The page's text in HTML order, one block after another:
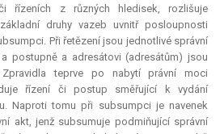
řízeních z různých hledisek, rozlišuje
druhy vazeb uvnitř posloupnosti
Při řetězení jsou jednotlivé správní
postupně a adresátovi (adresátům) jsou
Zpravidla teprve po nabytí právní moci
řízení či postup směřující k vydání
Naproti tomu při subsumpci je navenek
akt, jenž subsumuje podmiňující správní